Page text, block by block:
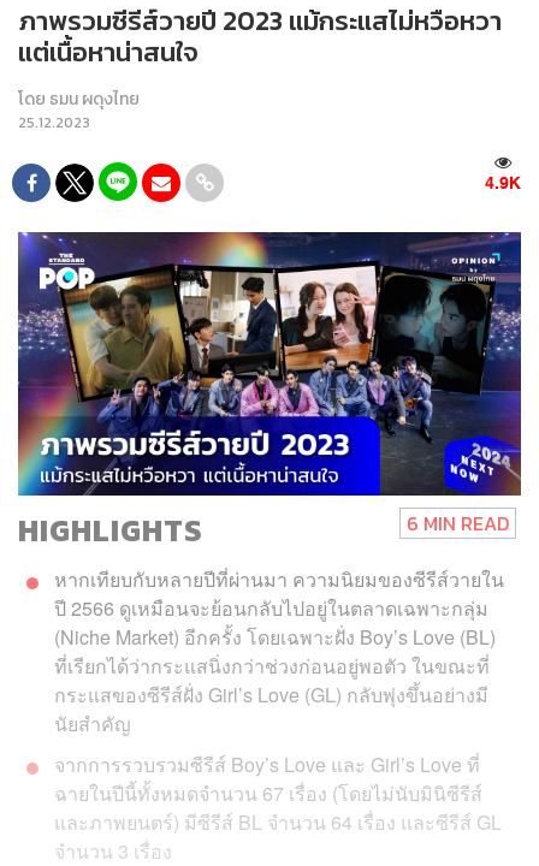
ภาพรวมซีรีส์วายปี 2023 แม้กระแสไม่หวือหวา
แต่เนื้อหาน่าสนใจ
โดย ธมน ผดุงไทย
25.12.2023
4.9K
HIGHLIGHTS 6 MIN READ
หากเทียบกับหลายปีที่ผ่านมา ความนิยมของซีรีส์วายใน
ปี 2566 ดูเหมือนจะย้อนกลับไปอยู่ในตลาดเฉพาะกลุ่ม
(Niche Market) อีกครั้ง โดยเฉพาะฝั่ง Boy’s Love (BL)
ที่เรียกได้ว่ากระแสนิ่งกว่าช่วงก่อนอยู่พอตัว ในขณะที่
กระแสของซีรีส์ฝั่ง Girl’s Love (GL) กลับพุ่งขึ้นอย่างมี
นัยสำคัญ
จากการรวบรวมซีรีส์ Boy’s Love และ Girl’s Love ที่
ฉายในปีนี้ทั้งหมดจำนวน 67 เรื่อง (โดยไม่นับมินิซีรีส์
และภาพยนตร์) มีซีรีส์ BL จำนวน 64 เรื่อง และซีรีส์ GL
จำนวน 3 เรื่อง